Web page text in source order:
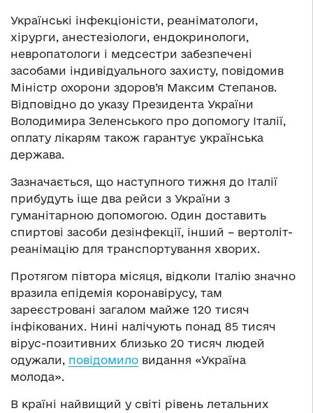
Українські інфекціоністи, реаніматологи,
хірурги, анестезіологи, ендокринологи,
невропатологи і медсестри забезпечені
засобами індивідуального захисту, повідомив
Міністр охорони здоров’я Максим Степанов.
Відповідно до указу Президента України
Володимира Зеленського про допомогу Італії,
оплату лікарям також гарантує українська
держава.
Зазначається, що наступного тижня до Італії
прибудуть іще два рейси з України з
гуманітарною допомогою. Один доставить
спиртові засоби дезінфекції, інший – вертоліт-
реанімацію для транспортування хворих.
Протягом півтора місяця, відколи Італію значно
вразила епідемія коронавірусу, там
зареєстровані загалом майже 120 тисяч
інфікованих. Нині налічують понад 85 тисяч
вірус-позитивних близько 20 тисяч людей
одужали, повідомило видання «Україна
молода».
В країні найвищий у світі рівень летальних